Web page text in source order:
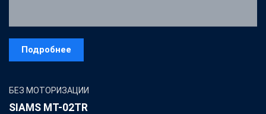
Подробнее
БЕЗ МОТОРИЗАЦИИ
SIAMS MT-02TR